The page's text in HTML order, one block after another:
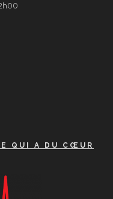
QUI A DU CŒUR